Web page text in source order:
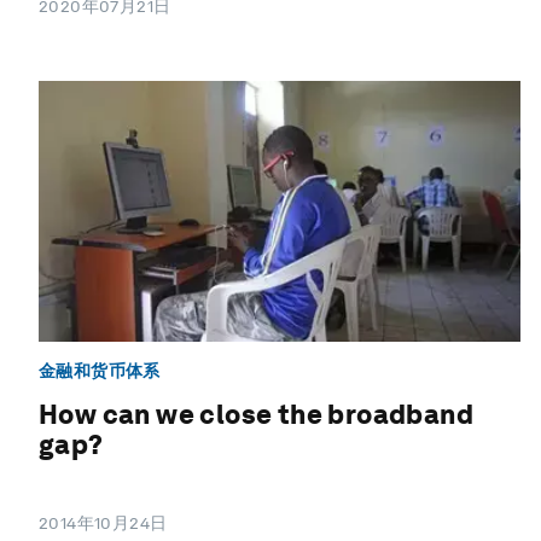
2020年07月21日
金融和货币体系
How can we close the broadband
gap?
2014年10月24日